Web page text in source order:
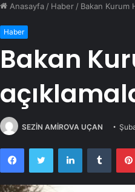
Anasayfa / Haber / Bakan Kurum
Haber
Bakan
SEZİN AMİROVA UÇAN
FacebookTwitter LinkedIn